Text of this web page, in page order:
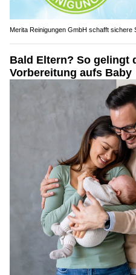
Merita Reinigungen GmbH schafft sichere
Bald Eltern? So gelingt
Vorbereitung aufs Baby